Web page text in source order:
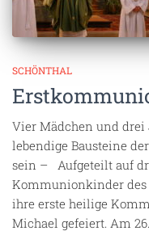
SCHÖNTHAL
Vier Mädchen und
lebendige Bausteine
sein – Aufgeteilt auf
Kommunionkinder des
ihre erste heilige
Michael gefeiert. Am